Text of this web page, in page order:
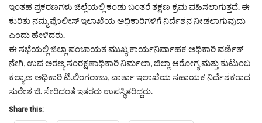
ಇಂತಹ ಪ್ರಕರಣಗಳು ಜಿಲ್ಲೆಯಲ್ಲಿ ಕಂಡು ಬಂತರೆ ತಕ್ಷಣ ಕ್ರಮ ವಹಿಸಲಾಗುತ್ತದೆ. ಈ
ಕುರಿತು ನಮ್ಮ ಪೊಲೀಸ್ ಇಲಾಖೆಯ ಅಧಿಕಾರಿಗಳಿಗೆ ನಿರ್ದೆಶನ ನೀಡಲಾಗುವುದು
ಎಂದು ಹೇಳಿದರು.
ಈ ಸಭೆಯಲ್ಲಿ ಜಿಲ್ಲಾ ಪಂಚಾಯತ ಮುಖ್ಯ ಕಾರ್ಯನಿರ್ವಾಹಕ ಅಧಿಕಾರಿ ವರ್ಣಿತ್
ನೇಗಿ, ಉಪ ಅರಣ್ಯ ಸಂರಕ್ಷಣಾಧಿಕಾರಿ ನಿರ್ಮಲಾ, ಜಿಲ್ಲಾ ಆರೋಗ್ಯ ಮತ್ತು ಕುಟುಂಬ
ಕಲ್ಯಾಣ ಅಧಿಕಾರಿ ಟಿ.ಲಿಂಗರಾಜು, ವಾರ್ತಾ ಇಲಾಖೆಯ ಸಹಾಯಕ ನಿರ್ದೆಶಕರಾದ
ಸುರೇಶ ಜಿ. ಸೇರಿದಂತೆ ಇತರರು ಉಪಸ್ಥಿತರಿದ್ದರು.
Share this: